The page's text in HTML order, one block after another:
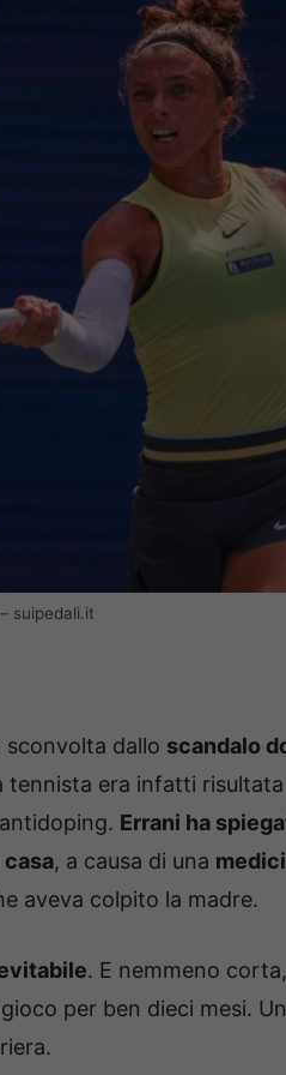
suipedali.it
sconvolta dallo scandalo
tennista era infatti
Errani ha
, a causa di una
aveva colpito la madre.
. E nemmeno
per ben dieci mesi.